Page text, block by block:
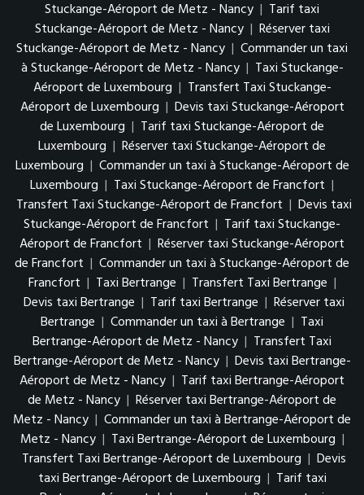
Stuckange-Aéroport de Metz - Nancy | Tarif taxi
Stuckange-Aéroport de Metz - Nancy | Réserver taxi
Stuckange-Aéroport de Metz - Nancy | Commander un taxi
à Stuckange-Aéroport de Metz - Nancy | Taxi Stuckange-
Aéroport de Luxembourg | Transfert Taxi Stuckange-
Aéroport de Luxembourg | Devis taxi Stuckange-Aéroport
de Luxembourg | Tarif taxi Stuckange-Aéroport de
Luxembourg | Réserver taxi Stuckange-Aéroport de
Luxembourg | Commander un taxi à Stuckange-Aéroport de
Luxembourg | Taxi Stuckange-Aéroport de Francfort |
Transfert Taxi Stuckange-Aéroport de Francfort | Devis taxi
Stuckange-Aéroport de Francfort | Tarif taxi Stuckange-
Aéroport de Francfort | Réserver taxi Stuckange-Aéroport
de Francfort | Commander un taxi à Stuckange-Aéroport de
Francfort | Taxi Bertrange | Transfert Taxi Bertrange |
Devis taxi Bertrange | Tarif taxi Bertrange | Réserver taxi
Bertrange | Commander un taxi à Bertrange | Taxi
Bertrange-Aéroport de Metz - Nancy | Transfert Taxi
Bertrange-Aéroport de Metz - Nancy | Devis taxi Bertrange-
Aéroport de Metz - Nancy | Tarif taxi Bertrange-Aéroport
de Metz - Nancy | Réserver taxi Bertrange-Aéroport de
Metz - Nancy | Commander un taxi à Bertrange-Aéroport de
Metz - Nancy | Taxi Bertrange-Aéroport de Luxembourg |
Transfert Taxi Bertrange-Aéroport de Luxembourg | Devis
taxi Bertrange-Aéroport de Luxembourg | Tarif taxi